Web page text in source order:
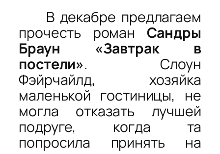
В декабре предлагаем
прочесть роман Сандры
Браун «Завтрак в
постели». Слоун
Фэйрчайлд, хозяйка
маленькой гостиницы, не
могла отказать лучшей
подруге, когда та
попросила принять на